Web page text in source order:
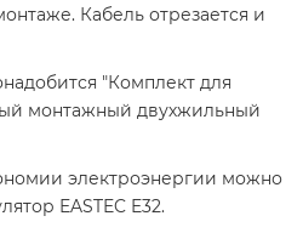
Кабель отрезается и
"Комплект для
монтажный двухжильный
электроэнергии можно
EASTEC E32.